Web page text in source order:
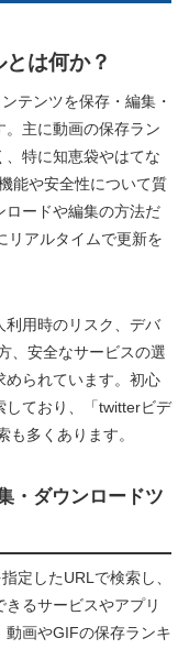
は何か？
テンツを保存・編集・
。主に動画の保存ラン
、特に知恵袋やはてな
能や安全性について質
ロードや編集の方法だ
リアルタイムで更新を
利用時のリスク、デバ
、安全なサービスの選
められています。初心
しており、「twitterビデ
多くあります。
・ダウンロードツ
定したURLで検索し、
るサービスやアプリ
画やGIFの保存ランキ